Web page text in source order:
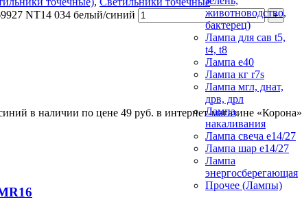
животноводство,
бактерец)
Лампа для сав t5,
t4, t8
Лампа е40
Лампа кг r7s
Лампа мгл, днат,
дрв, дрл
Лампа
накаливания
Лампа свеча е14/27
Лампа шар е14/27
Лампа
энергосберегающая
Прочее (Лампы)
NT14 034 белый/синий
в наличии по цене 49 руб. в интернет-магазине «Корона»